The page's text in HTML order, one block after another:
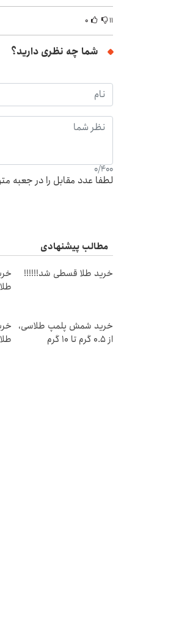
۱۱ ۰
شما چه نظری دارید؟
0/400
لطفا عدد مقابل را در جعبه
مطالب پیشنهادی
خرید طلا قسطی شد!!!!!!
خرید شمش پلمپ طلاسی،
از ۰.۵ گرم تا ۱۰ گرم